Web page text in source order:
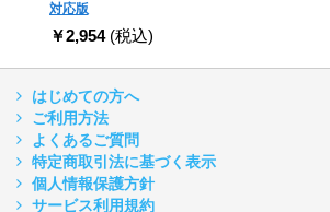
対応版
￥2,954 (税込)
はじめての方へ
ご利用方法
よくあるご質問
特定商取引法に基づく表示
個人情報保護方針
サービス利用規約